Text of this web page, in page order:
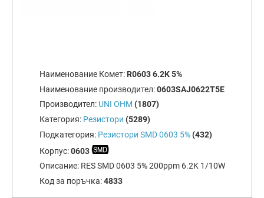
Наименование Комет: R0603 6.2K 5%
Наименование производител:0603SAJ0622T5E
Производител: UNI OHM (1807)
Категория: Резистори (5289)
Подкатегория: Резистори SMD 0603 5% (432)
Корпус:0603
Описание: RES SMD 0603 5% 200ppm 6.2K 1/10W
Код за поръчка:4833